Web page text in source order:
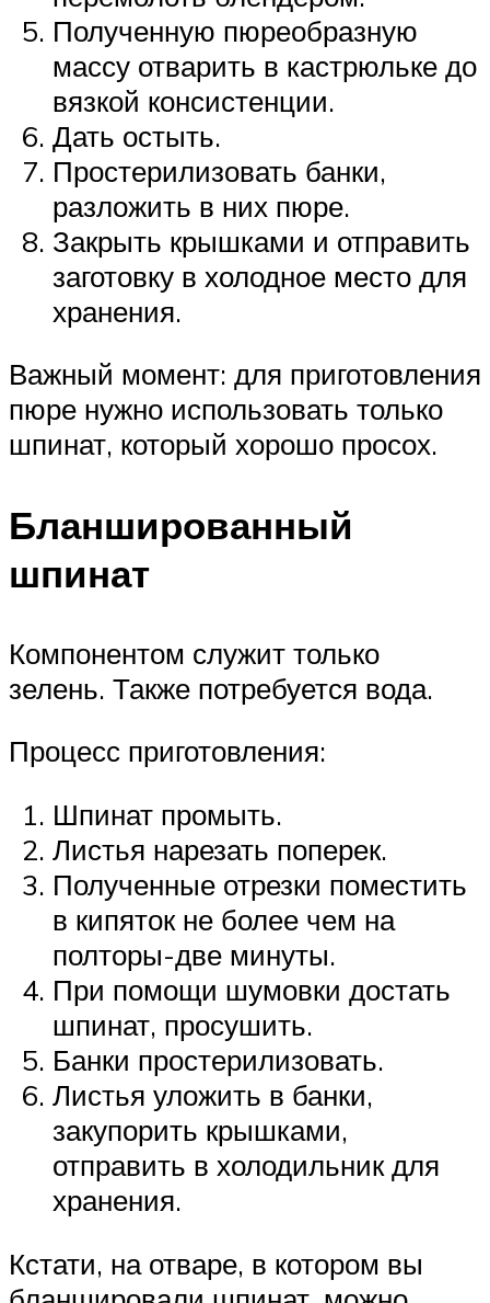
Полученную пюреобразную
массу отварить в кастрюльке до
вязкой консистенции.
Дать остыть.
Простерилизовать банки,
разложить в них пюре.
Закрыть крышками и отправить
заготовку в холодное место для
хранения.
Важный момент: для приготовления
пюре нужно использовать только
шпинат, который хорошо просох.
Бланшированный
шпинат
Компонентом служит только
зелень. Также потребуется вода.
Процесс приготовления:
Шпинат промыть.
Листья нарезать поперек.
Полученные отрезки поместить
в кипяток не более чем на
полторы-две минуты.
При помощи шумовки достать
шпинат, просушить.
Банки простерилизовать.
Листья уложить в банки,
закупорить крышками,
отправить в холодильник для
хранения.
Кстати, на отваре, в котором вы